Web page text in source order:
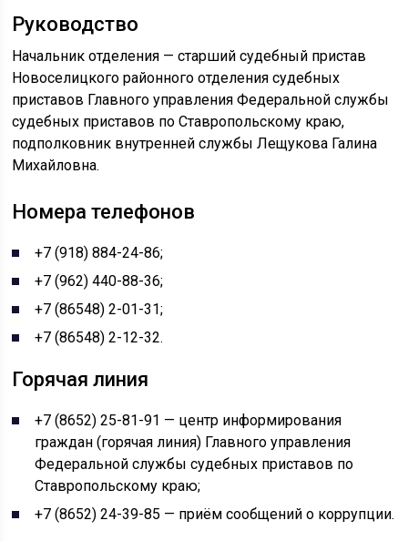
Руководство
Начальник отделения — старший судебный пристав
Новоселицкого районного отделения судебных
приставов Главного управления Федеральной службы
судебных приставов по Ставропольскому краю,
подполковник внутренней службы Лещукова Галина
Михайловна.
Номера телефонов
+7 (918) 884-24-86;
+7 (962) 440-88-36;
+7 (86548) 2-01-31;
+7 (86548) 2-12-32.
Горячая линия
+7 (8652) 25-81-91 — центр информирования
граждан (горячая линия) Главного управления
Федеральной службы судебных приставов по
Ставропольскому краю;
+7 (8652) 24-39-85 — приём сообщений о коррупции.